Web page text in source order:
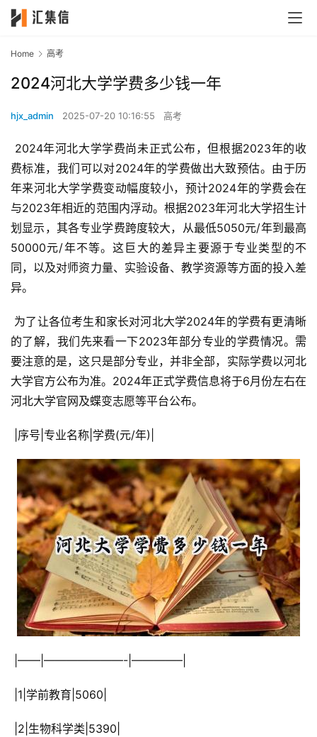
Home 高考
2024河北大学学费多少钱一年
hjx_admin 2025-07-20 10:16:55 高考
费标准，我们可以对2024年的学费做出大致预估。由于历
年来河北大学学费变动幅度较小，预计2024年的学费会在
与2023年相近的范围内浮动。根据2023年河北大学招生计
划显示，其各专业学费跨度较大，从最低5050元/年到最高
50000元/年不等。这巨大的差异主要源于专业类型的不
同，以及对师资力量、实验设备、教学资源等方面的投入差
异。
的了解，我们先来看一下2023年部分专业的学费情况。需
要注意的是，这只是部分专业，并非全部，实际学费以河北
大学官方公布为准。2024年正式学费信息将于6月份左右在
河北大学官网及蝶变志愿等平台公布。
|序号|专业名称|学费(元/年)|
|——|———————-|————–|
|1|学前教育|5060|
|2|生物科学类|5390|